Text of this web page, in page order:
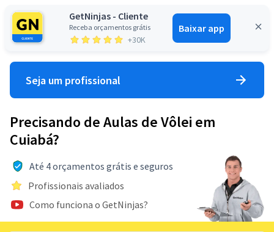
GetNinjas - Cliente
Receba orçamentos grátis
+30K
Baixar app
Entrar
Seja um profissional
Precisando de Aulas de Vôlei em
Cuiabá?
Até 4 orçamentos grátis e seguros
Profissionais avaliados
Como funciona o GetNinjas?